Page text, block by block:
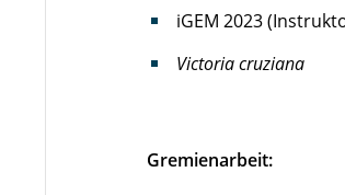
iGEM 2023
Victoria cruziana
Gremienarbeit: